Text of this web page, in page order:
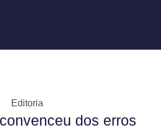
Editoria
dos erros